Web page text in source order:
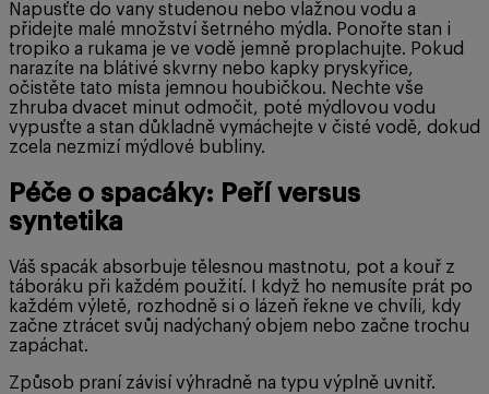
Napusťte do vany studenou nebo vlažnou vodu a
přidejte malé množství šetrného mýdla. Ponořte stan i
tropiko a rukama je ve vodě jemně proplachujte. Pokud
narazíte na blátivé skvrny nebo kapky pryskyřice,
očistěte tato místa jemnou houbičkou. Nechte vše
zhruba dvacet minut odmočit, poté mýdlovou vodu
vypusťte a stan důkladně vymáchejte v čisté vodě, dokud
zcela nezmizí mýdlové bubliny.
Péče o spacáky: Peří versus
syntetika
Váš spacák absorbuje tělesnou mastnotu, pot a kouř z
táboráku při každém použití. I když ho nemusíte prát po
každém výletě, rozhodně si o lázeň řekne ve chvíli, kdy
začne ztrácet svůj nadýchaný objem nebo začne trochu
zapáchat.
Způsob praní závisí výhradně na typu výplně uvnitř.